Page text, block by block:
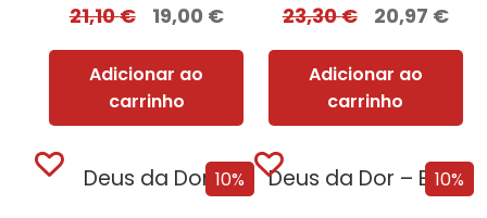
21,10€ 19,00 €
Adicionar ao
carrinho
23,30€ 20,97 €
Adicionar ao
carrinho
10%
Deus da Dor 10%
Deus da Dor – Edição com EDGES